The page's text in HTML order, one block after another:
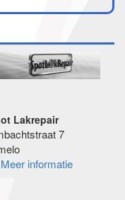
Lakrepair
7
informatie